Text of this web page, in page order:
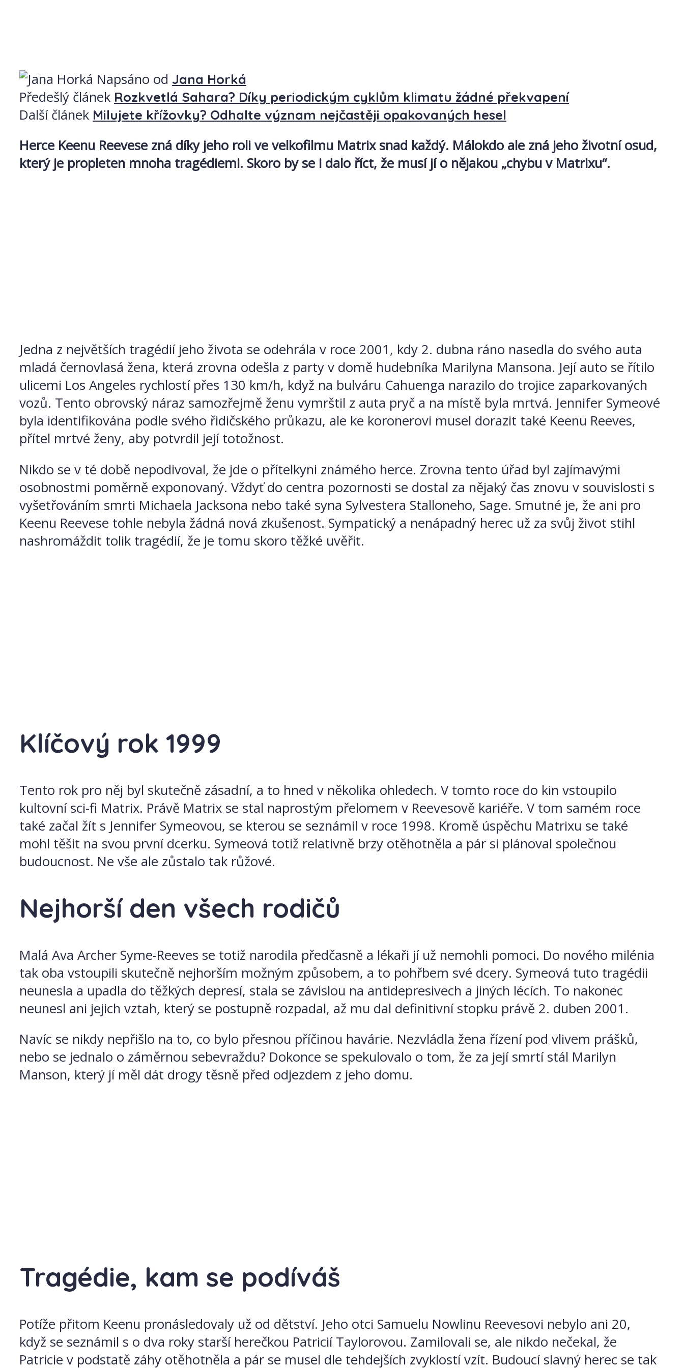
Napsáno od Jana Horká
Předešlý článek Rozkvetlá Sahara? Díky periodickým cyklům klimatu žádné překvapení
Další článek Milujete křížovky? Odhalte význam nejčastěji opakovaných hesel
Herce Keenu Reevese zná díky jeho roli ve velkofilmu Matrix snad každý. Málokdo ale zná jeho životní osud,
který je propleten mnoha tragédiemi. Skoro by se i dalo říct, že musí jí o nějakou „chybu v Matrixu“.
Jedna z největších tragédií jeho života se odehrála v roce 2001, kdy 2. dubna ráno nasedla do svého auta
mladá černovlasá žena, která zrovna odešla z party v domě hudebníka Marilyna Mansona. Její auto se řítilo
ulicemi Los Angeles rychlostí přes 130 km/h, když na bulváru Cahuenga narazilo do trojice zaparkovaných
vozů. Tento obrovský náraz samozřejmě ženu vymrštil z auta pryč a na místě byla mrtvá. Jennifer Symeové
byla identifikována podle svého řidičského průkazu, ale ke koronerovi musel dorazit také Keenu Reeves,
přítel mrtvé ženy, aby potvrdil její totožnost.
Nikdo se v té době nepodivoval, že jde o přítelkyni známého herce. Zrovna tento úřad byl zajímavými
osobnostmi poměrně exponovaný. Vždyť do centra pozornosti se dostal za nějaký čas znovu v souvislosti s
vyšetřováním smrti Michaela Jacksona nebo také syna Sylvestera Stalloneho, Sage. Smutné je, že ani pro
Keenu Reevese tohle nebyla žádná nová zkušenost. Sympatický a nenápadný herec už za svůj život stihl
nashromáždit tolik tragédií, že je tomu skoro těžké uvěřit.
Klíčový rok 1999
Tento rok pro něj byl skutečně zásadní, a to hned v několika ohledech. V tomto roce do kin vstoupilo
kultovní sci-fi Matrix. Právě Matrix se stal naprostým přelomem v Reevesově kariéře. V tom samém roce
také začal žít s Jennifer Symeovou, se kterou se seznámil v roce 1998. Kromě úspěchu Matrixu se také
mohl těšit na svou první dcerku. Symeová totiž relativně brzy otěhotněla a pár si plánoval společnou
budoucnost. Ne vše ale zůstalo tak růžové.
Nejhorší den všech rodičů
Malá Ava Archer Syme-Reeves se totiž narodila předčasně a lékaři jí už nemohli pomoci. Do nového milénia
tak oba vstoupili skutečně nejhorším možným způsobem, a to pohřbem své dcery. Symeová tuto tragédii
neunesla a upadla do těžkých depresí, stala se závislou na antidepresivech a jiných lécích. To nakonec
neunesl ani jejich vztah, který se postupně rozpadal, až mu dal definitivní stopku právě 2. duben 2001.
Navíc se nikdy nepřišlo na to, co bylo přesnou příčinou havárie. Nezvládla žena řízení pod vlivem prášků,
nebo se jednalo o záměrnou sebevraždu? Dokonce se spekulovalo o tom, že za její smrtí stál Marilyn
Manson, který jí měl dát drogy těsně před odjezdem z jeho domu.
Tragédie, kam se podíváš
Potíže přitom Keenu pronásledovaly už od dětství. Jeho otci Samuelu Nowlinu Reevesovi nebylo ani 20,
když se seznámil s o dva roky starší herečkou Patricií Taylorovou. Zamilovali se, ale nikdo nečekal, že
Patricie v podstatě záhy otěhotněla a pár se musel dle tehdejších zvyklostí vzít. Budoucí slavný herec se tak